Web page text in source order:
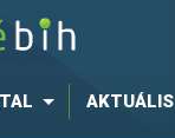
AKTUÁLIS